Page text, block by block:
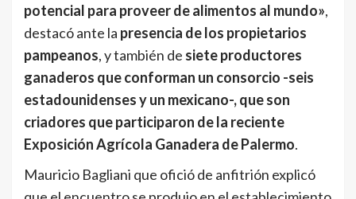
potencial para proveer de alimentos al mundo»,
destacó ante la presencia de los propietarios
pampeanos, y también de siete productores
ganaderos que conforman un consorcio -seis
estadounidenses y un mexicano-, que son
criadores que participaron de la reciente
Exposición Agrícola Ganadera de Palermo.
Mauricio Bagliani que ofició de anfitrión explicó